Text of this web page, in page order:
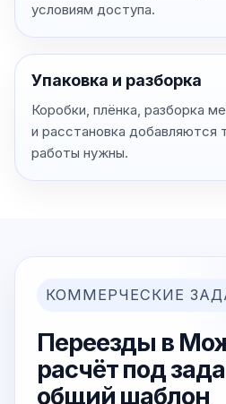
условиям доступа.
Упаковка и разборка
Коробки, плёнка, разборка
и расстановка добавляются
работы нужны.
КОММЕРЧЕСКИЕ
Переезды в
расчёт под
общий шаблон